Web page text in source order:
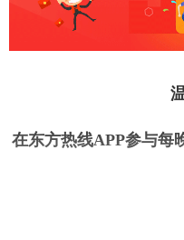
在东方热线APP参与每